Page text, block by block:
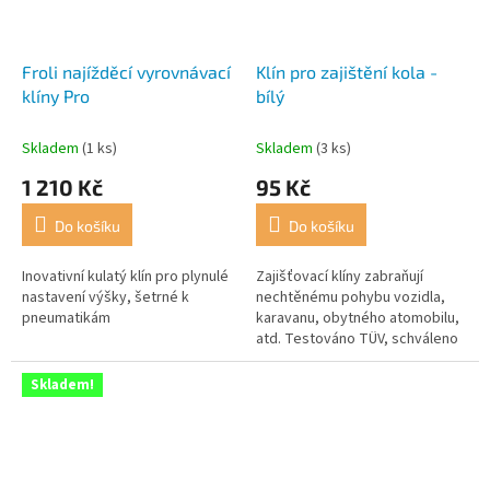
Froli najížděcí vyrovnávací
klíny Pro
Skladem (1 ks)
1 210 Kč
Do košíku
Inovativní kulatý klín pro plynulé
nastavení výšky, šetrné k
pneumatikám
Klín pro zajištění kola -
bílý
Skladem (3 ks)
95 Kč
Do košíku
Zajišťovací klíny zabraňují
nechtěnému pohybu vozidla,
karavanu, obytného atomobilu,
atd. Testováno TÜV, schváleno
až do 1 600 kg (zatížení kola 800
Skladem!